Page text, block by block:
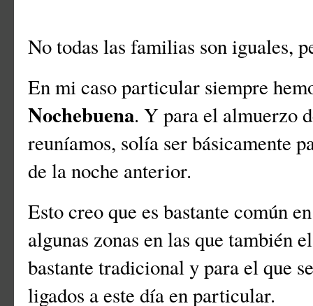
No todas las familias son iguales,
En mi caso particular siempre
Nochebuena. Y para el almuerzo
reuníamos, solía ser básicamente
de la noche anterior.
Esto creo que es bastante común
algunas zonas en las que también
bastante tradicional y para el que
ligados a este día en particular.